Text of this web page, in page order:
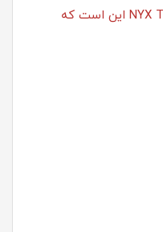
نقطه قوت اصلی NYX The Brow Glue این است که